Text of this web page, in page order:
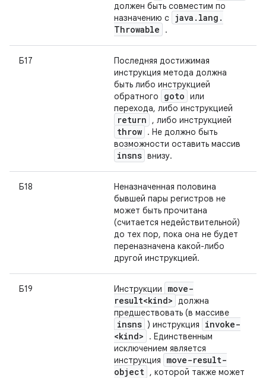
должен быть совместим по
назначению с java . lang .
Throwable
.
Б17
Последняя достижимая
инструкция метода должна
быть либо инструкцией
обратного
goto или
перехода, либо инструкцией
return , либо инструкцией
throw . Не должно быть
возможности оставить массив
insns внизу.
Б18
Неназначенная половина
бывшей пары регистров не
может быть прочитана
(считается недействительной)
до тех пор, пока она не будет
переназначена какой-либо
другой инструкцией.
Б19 Инструкции
move-
result<kind> должна
предшествовать (в массиве
insns ) инструкция
invoke-
<kind>
. Единственным
исключением является
инструкция
move-result-
object , которой также может